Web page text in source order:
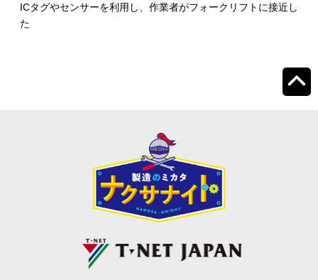
ICタグやセンサーを利用し、作業者がフォークリフトに接近し
た